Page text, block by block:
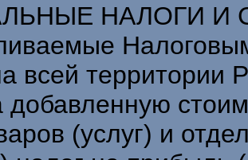
НАЛОГИ И
всей территории
добавленную
(услуг) и